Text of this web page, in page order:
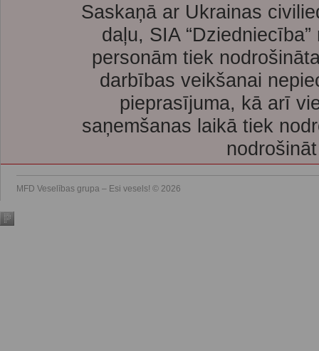
Saskaņā ar Ukrainas
daļu, SIA
personām tiek
darbības veikšanai
pieprasījuma, kā arī
saņemšanas laikā tiek
MFD Veselības grupa – Esi vesels! © 2026